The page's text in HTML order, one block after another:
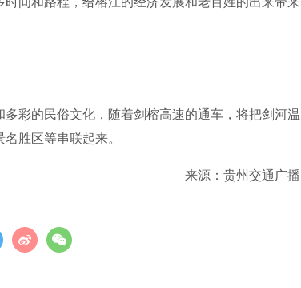
彩的民俗文化，随着剑榕高速的通车，将把剑河温
胜区等串联起来。
来源：贵州交通广播